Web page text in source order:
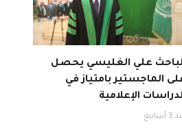
علي الغليسي يحصل
الماجستير بامتياز في
الإعلامية
أسابيع